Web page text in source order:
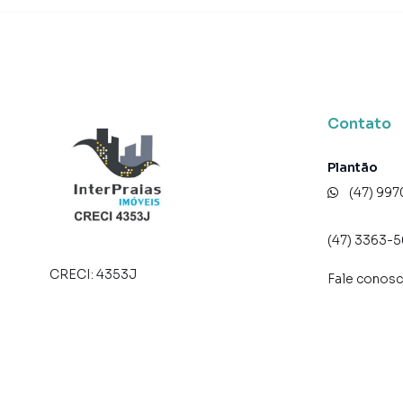
consequência uma maior chance de vender
um time de programadores, corretores
atender proprietários e inquilinos.
CRECI: 4353J
Contato
Plantão
(47)
(47) 3363-
Fale